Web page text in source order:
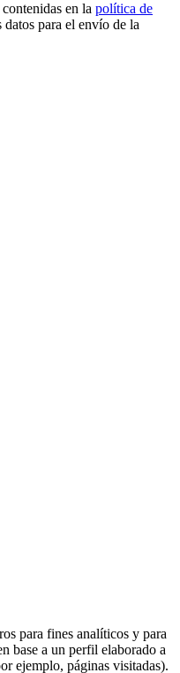
en la política de
para el envío de la
para fines analíticos y para
base a un perfil elaborado a
ejemplo, páginas visitadas).